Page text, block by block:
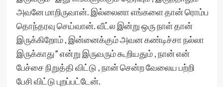
அவனே மாறிருவான். இல்லைனா எங்களை தான் ரொம்ப
தொந்தரவு செய்வான். வீட்ல இன்று ஒரு நாள் தான்
இருக்கிறோம் , இன்னைக்கும் அவன கண்டிச்சா நல்லா
இருக்காது” என்று இருவரும் கூறியதும் , நான் என்
பேச்சை நிறுத்தி விட்டு , நான் சென்ற வேலைய பற்றி
பேசி விட்டு புறப்பட்டேன்.